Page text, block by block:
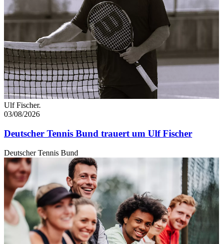
Ulf Fischer.
03/08/2026
Deutscher Tennis Bund trauert um Ulf Fischer
Deutscher Tennis Bund